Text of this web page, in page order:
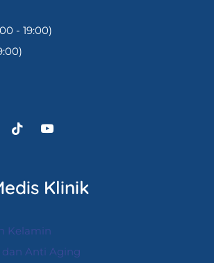
- 19:00)
Klinik
Kelamin
dan Anti Aging